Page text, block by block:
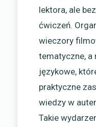
lektora, ale
ćwiczeń.
wieczory
tematyczne, a
językowe,
praktyczne
wiedzy w
Takie